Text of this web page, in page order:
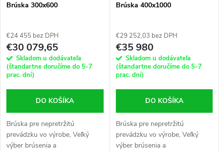
Brúska 300x600
€24 455 bez DPH
€30 079,65
Skladom u dodávateľa
(štandartne doručíme do 5-7
prac. dní)
DO KOŠÍKA
Brúska pre nepretržitú
prevádzku vo výrobe, Veľký
výber brúsenia a
Brúska 400x1000
€29 252,03 bez DPH
€35 980
Skladom u dodávateľa
(štandartne doručíme do 5-7
prac. dní)
DO KOŠÍKA
Brúska pre nepretržitú
prevádzku vo výrobe, Veľký
výber brúsenia a